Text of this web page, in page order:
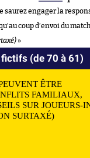
engager la
coup d’envoi du
»
(de 70 à 61)
ÊTRE
FAMILIAUX,
SUR JOUEURS-
SURTAXÉ)